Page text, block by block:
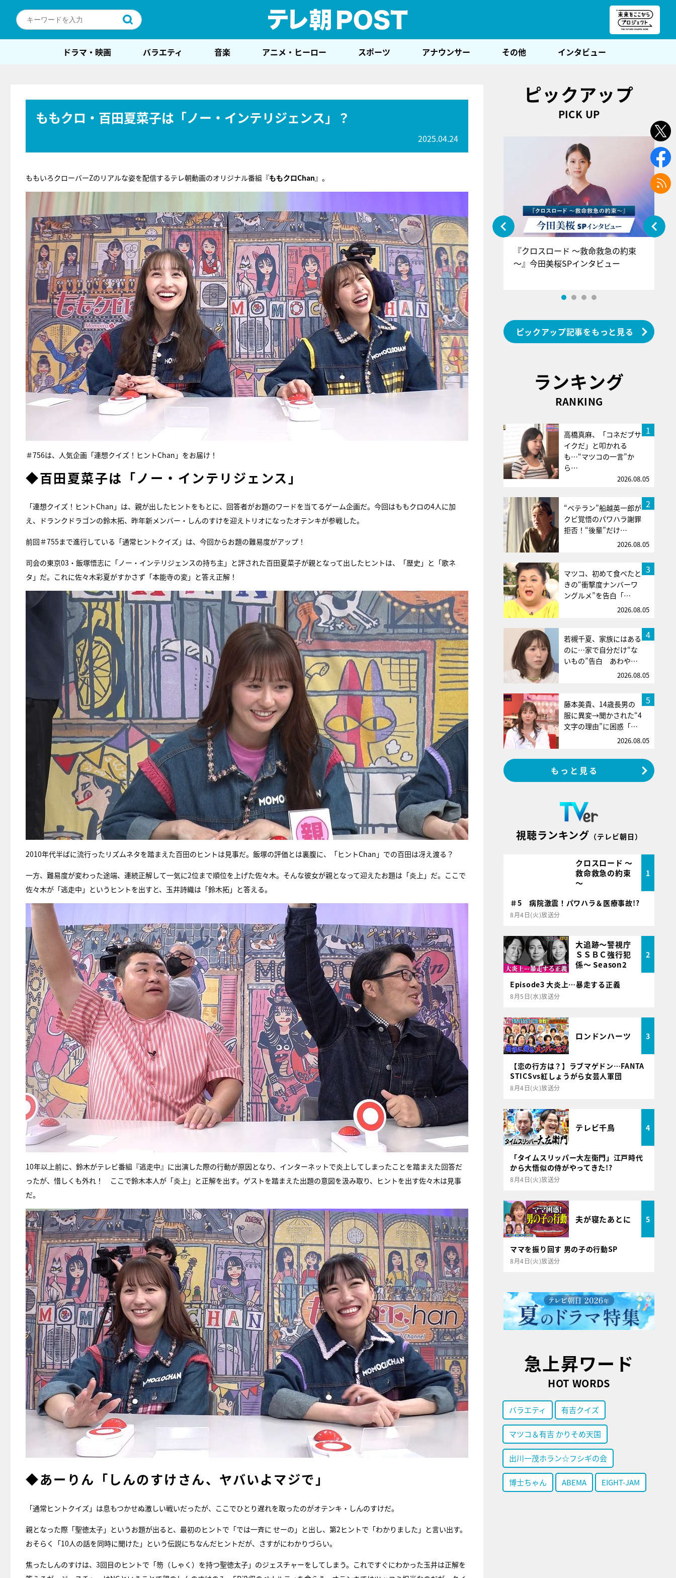
ドラマ・映画 バラエティ 音楽 アニメ・ヒーロー スポーツ アナウンサー その他 インタビュー
ももクロ・百田夏菜子は「ノー・インテリジェンス」？
2025.04.24
ももいろクローバーZのリアルな姿を配信するテレ朝動画のオリジナル番組『ももクロChan』。
＃756は、人気企画「連想クイズ！ヒントChan」をお届け！
◆百田夏菜子は「ノー・インテリジェンス」
「連想クイズ！ヒントChan」は、親が出したヒントをもとに、回答者がお題のワードを当てるゲーム企画だ。今回はももクロの4人に加
え、ドランクドラゴンの鈴木拓、昨年新メンバー・しんのすけを迎えトリオになったオテンキが参戦した。
前回＃755まで進行している「通常ヒントクイズ」は、今回からお題の難易度がアップ！
司会の東京03・飯塚悟志に「ノー・インテリジェンスの持ち主」と評された百田夏菜子が親となって出したヒントは、「歴史」と「歌ネ
タ」だ。これに佐々木彩夏がすかさず「本能寺の変」と答え正解！
2010年代半ばに流行ったリズムネタを踏まえた百田のヒントは見事だ。飯塚の評価とは裏腹に、「ヒントChan」での百田は冴え渡る？
一方、難易度が変わった途端、連続正解して一気に2位まで順位を上げた佐々木。そんな彼女が親となって迎えたお題は「炎上」だ。ここで
佐々木が「逃走中」というヒントを出すと、玉井詩織は「鈴木拓」と答える。
10年以上前に、鈴木がテレビ番組『逃走中』に出演した際の行動が原因となり、インターネットで炎上してしまったことを踏まえた回答だ
ったが、惜しくも外れ！ ここで鈴木本人が「炎上」と正解を出す。ゲストを踏まえた出題の意図を汲み取り、ヒントを出す佐々木は見事
だ。
◆あーりん「しんのすけさん、ヤバいよマジで」
「通常ヒントクイズ」は息もつかせぬ激しい戦いだったが、ここでひとり遅れを取ったのがオテンキ・しんのすけだ。
親となった際「聖徳太子」というお題が出ると、最初のヒントで「では一斉に せーの」と出し、第2ヒントで「わかりました」と言い出す。
おそらく「10人の話を同時に聞けた」という伝説にちなんだヒントだが、さすがにわかりづらい。
焦ったしんのすけは、3回目のヒントで「笏（しゃく）を持つ聖徳太子」のジェスチャーをしてしまう。これですぐにわかった玉井は正解を
ピックアップ
PICK UP
『アイ＝ラブ！げーみんぐ』＝LOV
E齋藤樹愛羅＆佐々木舞香SPインタ
ビュー
『クロスロード ～救命救急の約束
～』今田美桜SPインタビュー
ピックアップ記事をもっと見る
ランキング
RANKING
1
高橋真麻、「コネだブサ
イクだ」と叩かれる
も…“マツコの一言”か
ら…
2026.08.05
2
“ベテラン”船越英一郎が
クビ覚悟のパワハラ謝罪
拒否！“後輩”だけ…
2026.08.05
3
マツコ、初めて食べたと
きの“衝撃度ナンバーワ
ングルメ”を告白「…
2026.08.05
4
若槻千夏、家族にはある
のに…家で自分だけ“な
いもの”告白 あわや…
2026.08.05
5
藤本美貴、14歳長男の
服に異変→聞かされた“4
文字の理由”に困惑「…
2026.08.05
もっと見る
視聴ランキング （テレビ朝日）
クロスロード ～
救命救急の約束
～
1
＃5 病院激震！パワハラ＆医療事故!?
8月4日(火)放送分
大追跡～警視庁
ＳＳＢＣ強行犯
係～ Season2
2
Episode3 大炎上…暴走する正義
8月5日(水)放送分
ロンドンハーツ 3
【恋の行方は？】ラブマゲドン…FANTA
STICSvs紅しょうがら女芸人軍団
8月4日(火)放送分
テレビ千鳥 4
「タイムスリッパー大左衛門」江戸時代
から大悟似の侍がやってきた!?
8月4日(火)放送分
夫が寝たあとに 5
ママを振り回す 男の子の行動SP
8月4日(火)放送分
急上昇ワード
HOT WORDS
バラエティ 有吉クイズ
マツコ＆有吉 かりそめ天国
出川一茂ホラン☆フシギの会
博士ちゃん ABEMA EIGHT-JAM